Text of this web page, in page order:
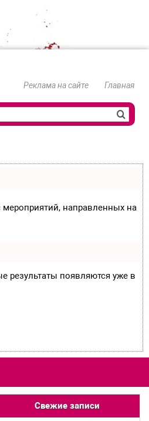
Реклама на сайте Главная
мероприятий, направленных на
результаты появляются уже в
Свежие записи